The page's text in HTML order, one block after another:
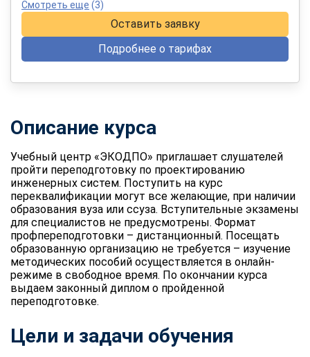
Смотреть еще (3)
Оставить заявку
Подробнее о тарифах
Описание курса
Учебный центр «ЭКОДПО» приглашает слушателей
пройти переподготовку по проектированию
инженерных систем. Поступить на курс
переквалификации могут все желающие, при наличии
образования вуза или ссуза. Вступительные экзамены
для специалистов не предусмотрены. Формат
профпереподготовки – дистанционный. Посещать
образованную организацию не требуется – изучение
методических пособий осуществляется в онлайн-
режиме в свободное время. По окончании курса
выдаем законный диплом о пройденной
переподготовке.
Цели и задачи обучения